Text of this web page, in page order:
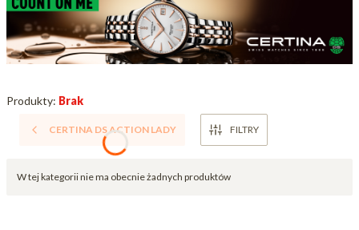
Produkty: Brak
CERTINA DS ACTION LADY FILTRY
Lista produktów
W tej kategorii nie ma obecnie żadnych produktów